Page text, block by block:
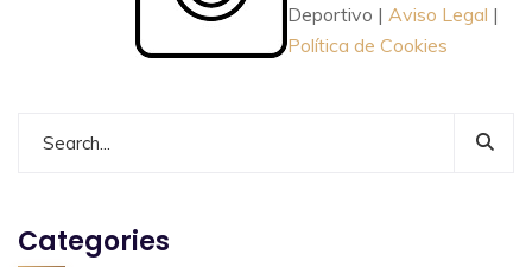
Deportivo | Aviso Legal |
Política de Cookies
Categories